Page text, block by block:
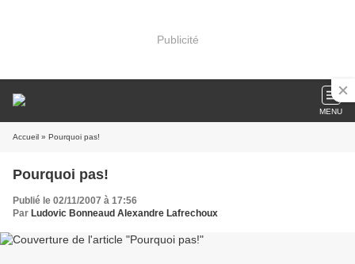
Publicité
MENU
Accueil » Pourquoi pas!
Pourquoi pas!
Publié le 02/11/2007 à 17:56
Par Ludovic Bonneaud Alexandre Lafrechoux